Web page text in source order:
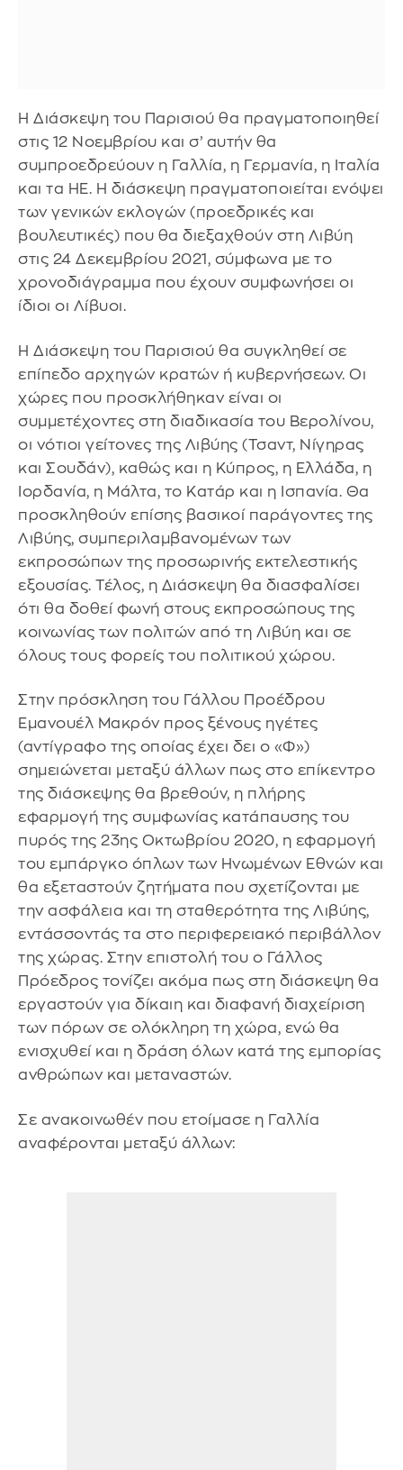
Η Διάσκεψη του Παρισιού θα πραγματοποιηθεί
στις 12 Νοεμβρίου και σ’ αυτήν θα
συμπροεδρεύουν η Γαλλία, η Γερμανία, η Ιταλία
και τα ΗΕ. Η διάσκεψη πραγματοποιείται ενόψει
των γενικών εκλογών (προεδρικές και
βουλευτικές) που θα διεξαχθούν στη Λιβύη
στις 24 Δεκεμβρίου 2021, σύμφωνα με το
χρονοδιάγραμμα που έχουν συμφωνήσει οι
ίδιοι οι Λίβυοι.
Η Διάσκεψη του Παρισιού θα συγκληθεί σε
επίπεδο αρχηγών κρατών ή κυβερνήσεων. Οι
χώρες που προσκλήθηκαν είναι οι
συμμετέχοντες στη διαδικασία του Βερολίνου,
οι νότιοι γείτονες της Λιβύης (Τσαντ, Νίγηρας
και Σουδάν), καθώς και η Κύπρος, η Ελλάδα, η
Ιορδανία, η Μάλτα, το Κατάρ και η Ισπανία. Θα
προσκληθούν επίσης βασικοί παράγοντες της
Λιβύης, συμπεριλαμβανομένων των
εκπροσώπων της προσωρινής εκτελεστικής
εξουσίας. Τέλος, η Διάσκεψη θα διασφαλίσει
ότι θα δοθεί φωνή στους εκπροσώπους της
κοινωνίας των πολιτών από τη Λιβύη και σε
όλους τους φορείς του πολιτικού χώρου.
Στην πρόσκληση του Γάλλου Προέδρου
Εμανουέλ Μακρόν προς ξένους ηγέτες
(αντίγραφο της οποίας έχει δει ο «Φ»)
σημειώνεται μεταξύ άλλων πως στο επίκεντρο
της διάσκεψης θα βρεθούν, η πλήρης
εφαρμογή της συμφωνίας κατάπαυσης του
πυρός της 23ης Οκτωβρίου 2020, η εφαρμογή
του εμπάργκο όπλων των Ηνωμένων Εθνών και
θα εξεταστούν ζητήματα που σχετίζονται με
την ασφάλεια και τη σταθερότητα της Λιβύης,
εντάσσοντάς τα στο περιφερειακό περιβάλλον
της χώρας. Στην επιστολή του ο Γάλλος
Πρόεδρος τονίζει ακόμα πως στη διάσκεψη θα
εργαστούν για δίκαιη και διαφανή διαχείριση
των πόρων σε ολόκληρη τη χώρα, ενώ θα
ενισχυθεί και η δράση όλων κατά της εμπορίας
ανθρώπων και μεταναστών.
Σε ανακοινωθέν που ετοίμασε η Γαλλία
αναφέρονται μεταξύ άλλων: